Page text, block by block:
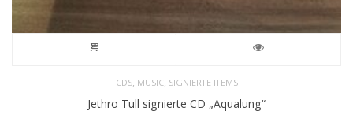
CDS, MUSIC, SIGNIERTE ITEMS
Jethro Tull signierte CD „Aqualung“